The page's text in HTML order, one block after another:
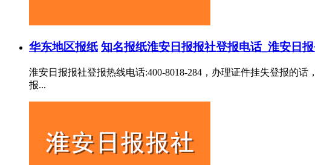
华东地区报纸 知名报纸淮安日报报社登报电话_淮安日
淮安日报报社登报热线电话:400-8018-284，办理证件挂失登报的
报...